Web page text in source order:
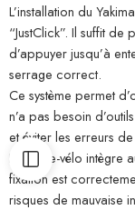
L’installation du
“JustClick”. Il suffit
d’appuyer jusqu’à
serrage correct.
Ce système permet
n’a pas besoin
et éviter les erreurs
Le porte-vélo intègre
fixation est
risques de mauvaise